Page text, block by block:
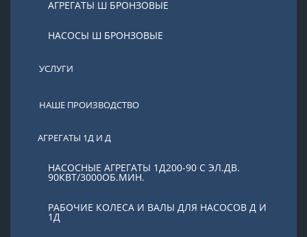
АГРЕГАТЫ Ш БРОНЗОВЫЕ
НАСОСЫ Ш БРОНЗОВЫЕ
УСЛУГИ
НАШЕ ПРОИЗВОДСТВО
АГРЕГАТЫ 1Д И Д
НАСОСНЫЕ АГРЕГАТЫ 1Д200-90 С ЭЛ.ДВ.
90КВТ/3000ОБ.МИН.
РАБОЧИЕ КОЛЕСА И ВАЛЫ ДЛЯ НАСОСОВ Д И
1Д